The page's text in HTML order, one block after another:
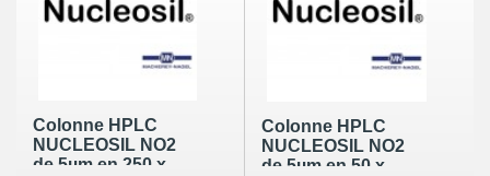
Colonne HPLC
NUCLEOSIL NO2
de 5µm en 250 x
Colonne HPLC
NUCLEOSIL NO2
de 5µm en 50 x